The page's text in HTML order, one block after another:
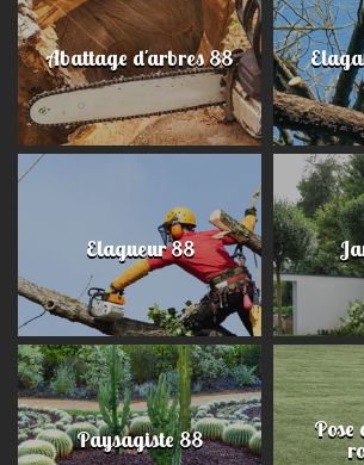
Abattage d'arbres 88
Elagueur 88
Paysagiste 88 Pose